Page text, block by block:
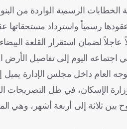
الرسمية الواردة من
رسمياً واسترداد
عاجلاً لضمان استقرار القلعة
اليوم إلى تفاصيل
العام داخل مجلس الإدارة يميل
وزارة الإسكان، في ظل
بين ثلاثة إلى أربعة أشهر،